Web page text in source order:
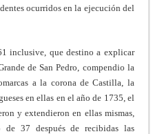
ocurridos en la ejecución del
inclusive, que destino a explicar
de San Pedro, compendio la
a la corona de Castilla, la
en ellas en el año de 1735, el
y extendieron en ellas mismas,
de 37 después de recibidas las